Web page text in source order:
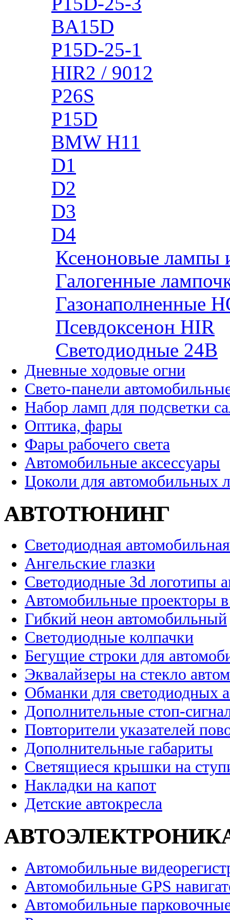
BA15D
P15D-25-1
HIR2 / 9012
P26S
P15D
BMW H11
D1
D2
D3
D4
Ксеноновые лампы
Галогенные
Газонаполненные
Псевдоксенон HIR
Cветодиодные 24B
Дневные ходовые огни
Свето-панели
Набор ламп для подсветки
Оптика, фары
Фары рабочего света
Автомобильные аксессуары
Цоколи для автомобильных
АВТОТЮНИНГ
Светодиодная
Ангельские глазки
Светодиодные 3d логотипы
Автомобильные проекторы
Гибкий неон автомобильный
Светодиодные колпачки
Бегущие строки для
Эквалайзеры на стекло
Обманки для светодиодных
Дополнительные стоп-
Повторители указателей
Дополнительные габариты
Светящиеся крышки на
Накладки на капот
Детские автокресла
Автомобильные
Автомобильные GPS
Автомобильные